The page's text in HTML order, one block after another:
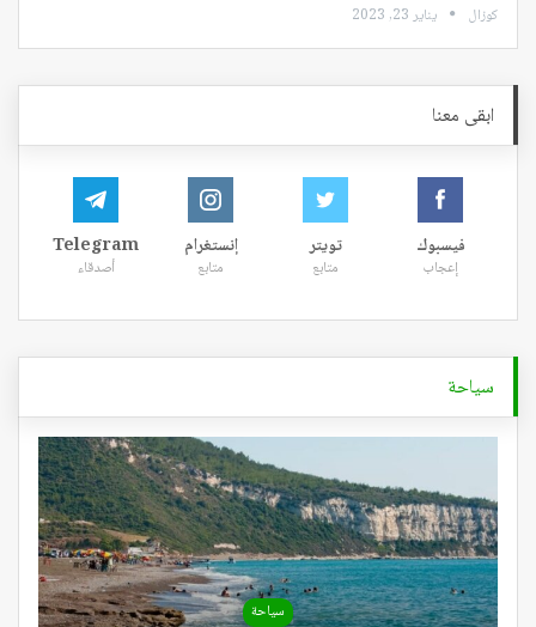
كوزال يناير 23, 2023
ابقى معنا
فيسبوك
إعجاب
تويتر
متابع
إنستغرام
متابع
Telegram
أصدقاء
سياحة
سياحة